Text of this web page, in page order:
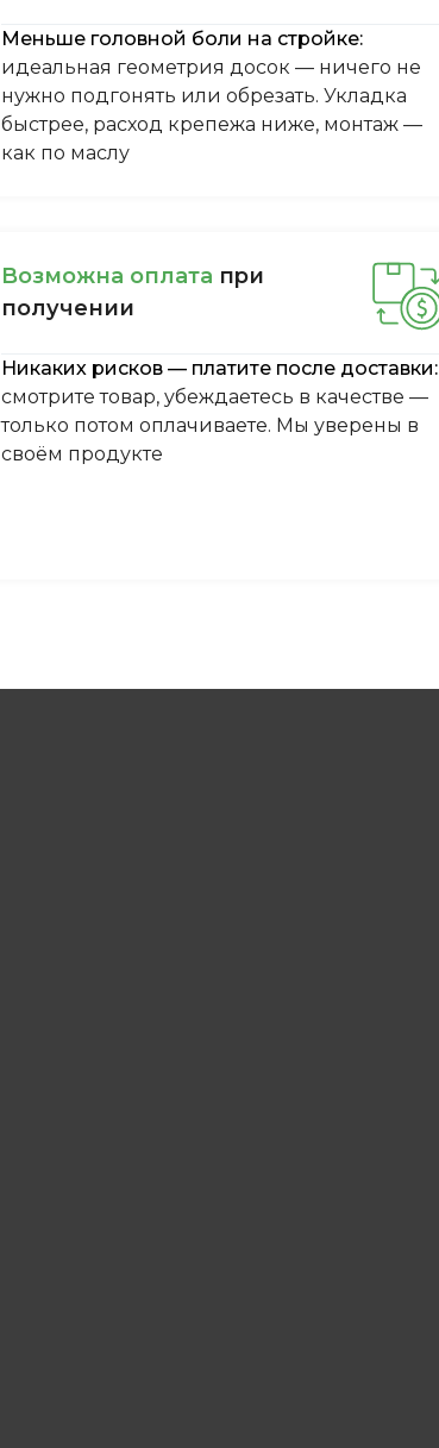
Меньше головной боли на стройке:
идеальная геометрия досок — ничего не
нужно подгонять или обрезать. Укладка
быстрее, расход крепежа ниже, монтаж —
как по маслу
Boзмoжнa oплaтa пpи
пoлучeнии
Никаких рисков — платите после доставки:
смотрите товар, убеждаетесь в качестве —
только потом оплачиваете. Мы уверены в
своём продукте